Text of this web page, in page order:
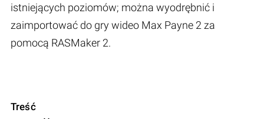
istniejących poziomów; można wyodrębnić i
zaimportować do gry wideo Max Payne 2 za
pomocą RASMaker 2.
Treść